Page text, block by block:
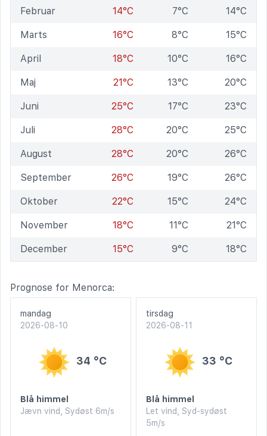
Februar 14°C 7°C 14°C
Marts 16°C 8°C 15°C
April 18°C 10°C 16°C
Maj 21°C 13°C 20°C
Juni 25°C 17°C 23°C
Juli 28°C 20°C 25°C
August 28°C 20°C 26°C
September 26°C 19°C 26°C
Oktober 22°C 15°C 24°C
November 18°C 11°C 21°C
December 15°C 9°C 18°C
Prognose for Menorca:
mandag
2026-08-10
34 °C
Blå himmel
Jævn vind, Sydøst 6m/s
tirsdag
2026-08-11
33 °C
Blå himmel
Let vind, Syd-sydøst
5m/s